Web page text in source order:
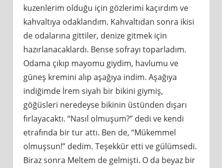
kuzenlerim olduğu için gözlerimi kaçırdım ve
kahvaltıya odaklandım. Kahvaltıdan sonra ikisi
de odalarına gittiler, denize gitmek için
hazırlanacaklardı. Bense sofrayı toparladım.
Odama çıkıp mayomu giydim, havlumu ve
güneş kremini alıp aşağıya indim. Aşağıya
indiğimde İrem siyah bir bikini giymiş,
göğüsleri neredeyse bikinin üstünden dışarı
fırlayacaktı. “Nasıl olmuşum?” dedi ve kendi
etrafında bir tur attı. Ben de, “Mükemmel
olmuşsun!” dedim. Teşekkür etti ve gülümsedi.
Biraz sonra Meltem de gelmişti. O da beyaz bir